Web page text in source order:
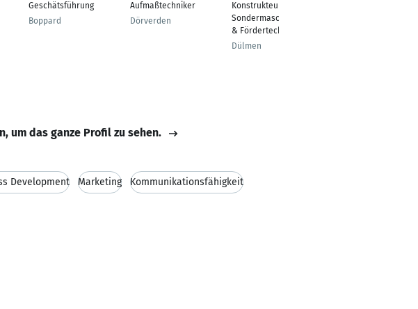
Geschätsführung
Boppard
Aufmaßtechniker
Dörverden
Konstrukteur im
Sondermaschinenbau
& Fördertechnik
Dülmen
um das ganze Profil zu sehen.
Development Marketing Kommunikationsfähigkeit